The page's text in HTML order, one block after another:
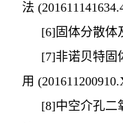
法 (
[6] 固体分散体
[7]非诺贝特固
用 (
[8]中空介孔二